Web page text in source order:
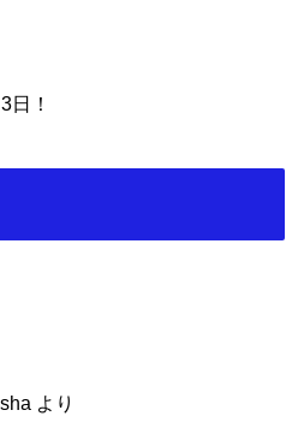
日！
より